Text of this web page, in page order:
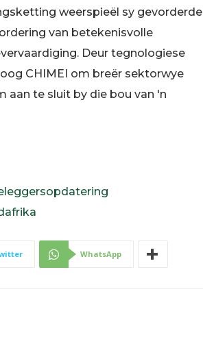
weerspieël sy gevorderde
van betekenisvolle
Deur tegnologiese
CHIMEI om breër sektorwye
aan te sluit by die bou van 'n
WhatsApp